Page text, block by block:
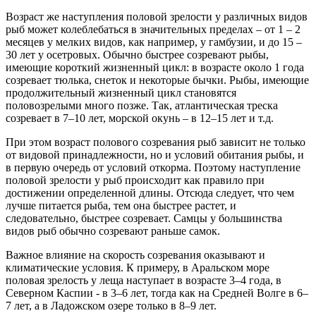
Возраст же наступления половой зрелости у различных видов
рыб может колеблебаться в значительных пределах – от 1 – 2
месяцев у мелких видов, как например, у гамбузии, и до 15 –
30 лет у осетровых. Обычно быстрее созревают рыбы,
имеющие короткий жизненный цикл: в возрасте около 1 года
созревает тюлька, снеток и некоторые бычки. Рыбы, имеющие
продолжительный жизненный цикл становятся
половозрелыми много позже. Так, атлантическая треска
созревает в 7–10 лет, морской окунь – в 12–15 лет и т.д.
При этом возраст полового созревания рыб зависит не только
от видовой принадлежности, но и условий обитания рыбы, и
в первую очередь от условий откорма. Поэтому наступление
половой зрелости у рыб происходит как правило при
достижении определенной длины. Отсюда следует, что чем
лучше питается рыба, тем она быстрее растет, и
следовательно, быстрее созревает. Самцы у большинства
видов рыб обычно созревают раньше самок.
Важное влияние на скорость созревания оказывают и
климатические условия. К примеру, в Аральском море
половая зрелость у леща наступает в возрасте 3–4 года, в
Северном Каспии - в 3–6 лет, тогда как на Средней Волге в 6–
7 лет, а в Ладожском озере только в 8–9 лет.